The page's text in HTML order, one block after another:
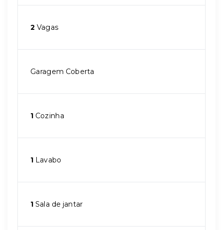
2 Vagas
Garagem Coberta
1 Cozinha
1 Lavabo
1 Sala de jantar